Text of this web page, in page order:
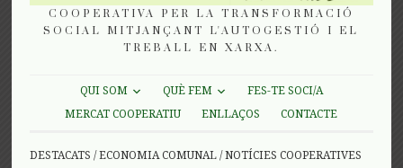
COOPERATIVA PER LA TRANSFORMACIÓ
SOCIAL MITJANÇANT L'AUTOGESTIÓ I EL
TREBALL EN XARXA.
QUI SOM QUÈ FEM
FES-TE SOCI/A
MERCAT COOPERATIU
ENLLAÇOS CONTACTE
DESTACATS /ECONOMIA COMUNAL /NOTÍCIES COOPERATIVES